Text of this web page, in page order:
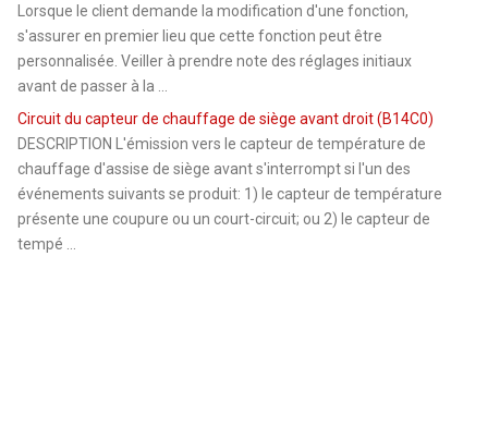
Lorsque le client demande la modification d'une fonction,
s'assurer en premier lieu que cette fonction peut être
personnalisée. Veiller à prendre note des réglages initiaux
avant de passer à la ...
Circuit du capteur de chauffage de siège avant droit (B14C0)
DESCRIPTION L'émission vers le capteur de température de
chauffage d'assise de siège avant s'interrompt si l'un des
événements suivants se produit: 1) le capteur de température
présente une coupure ou un court-circuit; ou 2) le capteur de
tempé ...